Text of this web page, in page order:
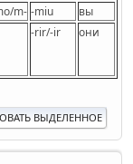
m- -miu
вы
-rir/-ir они
ВЫДЕЛЕННОЕ